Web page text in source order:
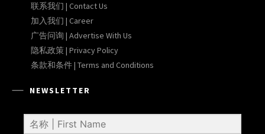
联系我们 | Contact Us
加入我们 | Career
广告问询 | Advertise With Us
隐私政策 | Privacy Policy
条款和条件 | Terms and Conditions
NEWSLETTER